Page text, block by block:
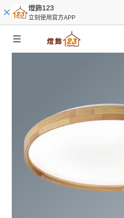
燈飾123
立刻使用官方APP